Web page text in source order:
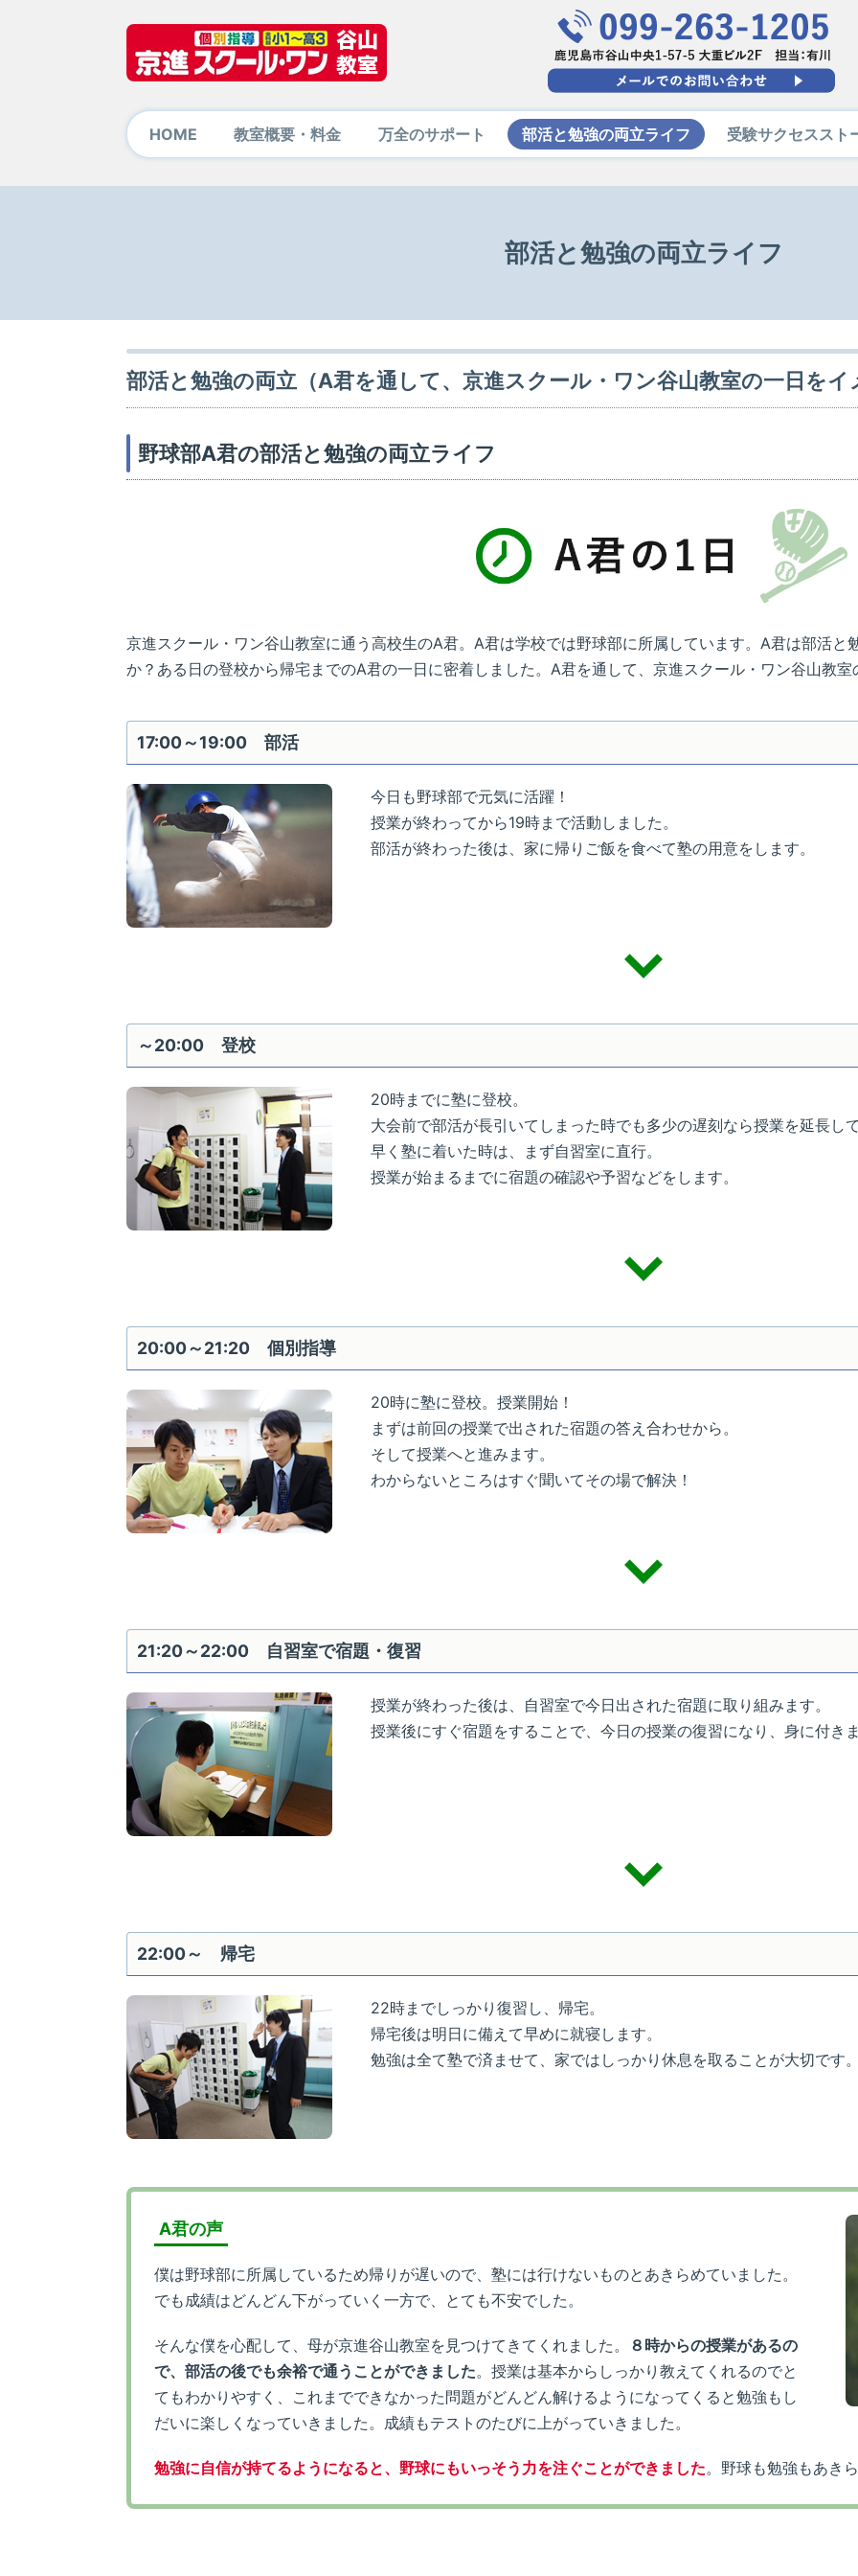
HOME 教室概要・料金 万全のサポート 部活と勉強の両立ライフ 受験サクセススト
部活と勉強の両立ライフ
部活と勉強の両立（A君を通して、京進スクール・ワン谷山教室の一日をイ
野球部A君の部活と勉強の両立ライフ
京進スクール・ワン谷山教室に通う高校生のA君。A君は学校では野球部に所属しています。A君は部活と
か？ある日の登校から帰宅までのA君の一日に密着しました。A君を通して、京進スクール・ワン谷山教室
17:00～19:00 部活
今日も野球部で元気に活躍！
授業が終わってから19時まで活動しました。
部活が終わった後は、家に帰りご飯を食べて塾の用意をします。
～20:00 登校
20時までに塾に登校。
大会前で部活が長引いてしまった時でも多少の遅刻なら授業を延長し
早く塾に着いた時は、まず自習室に直行。
授業が始まるまでに宿題の確認や予習などをします。
20:00～21:20 個別指導
20時に塾に登校。授業開始！
まずは前回の授業で出された宿題の答え合わせから。
そして授業へと進みます。
わからないところはすぐ聞いてその場で解決！
21:20～22:00 自習室で宿題・復習
授業が終わった後は、自習室で今日出された宿題に取り組みます。
授業後にすぐ宿題をすることで、今日の授業の復習になり、身に付きま
22:00～ 帰宅
22時までしっかり復習し、帰宅。
帰宅後は明日に備えて早めに就寝します。
勉強は全て塾で済ませて、家ではしっかり休息を取ることが大切です。
A君の声
僕は野球部に所属しているため帰りが遅いので、塾には行けないものとあきらめていました。
でも成績はどんどん下がっていく一方で、とても不安でした。
そんな僕を心配して、母が京進谷山教室を見つけてきてくれました。
８時からの授業があるの
で、部活の後でも余裕で通うことができました。授業は基本からしっかり教えてくれるのでと
てもわかりやすく、これまでできなかった問題がどんどん解けるようになってくると勉強もし
だいに楽しくなっていきました。成績もテストのたびに上がっていきました。
勉強に自信が持てるようになると、野球にもいっそう力を注ぐことができました。野球も勉強もあき